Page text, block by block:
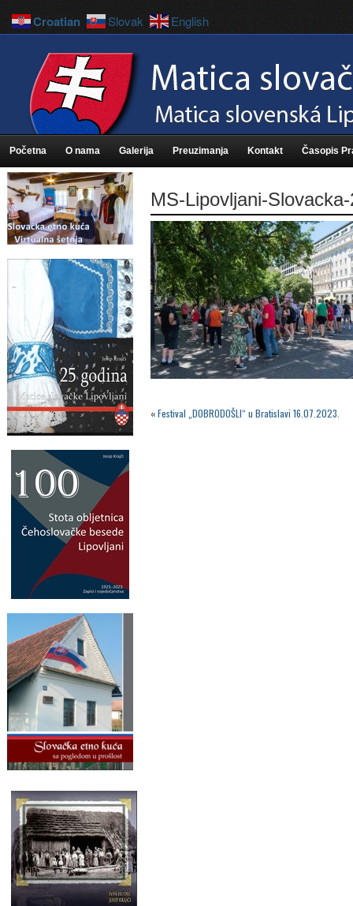
Početna O nama Galerija Preuzimanja Kontakt Časopis
MS-Lipovljani-
«Festival „DOBRODOŠLI“ u Bratislavi 16.07.2023.
Croatian Slovak English